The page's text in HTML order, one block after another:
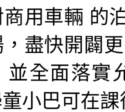
用車輛 的
盡快開闢
並全面落實
小巴可在